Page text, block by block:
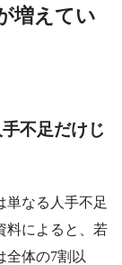
増えてい
不足だけじ
単なる人手不足
料によると、若
全体の7割以